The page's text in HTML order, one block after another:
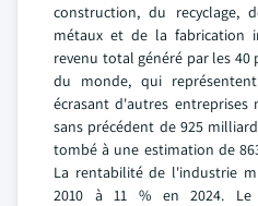
construction, du recyclage,
métaux et de la fabrication
revenu total généré par les 40
du monde, qui
écrasant d'autres entreprises
sans précédent de 925
tombé à une estimation de
La rentabilité de l'industrie
2010 à 11 % en 2024. Le